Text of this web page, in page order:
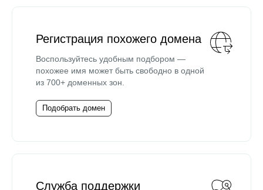
Регистрация похожего домена
Воспользуйтесь удобным подбором —
похожее имя может быть свободно в одной
из 700+ доменных зон.
Подобрать домен
Служба поддержки